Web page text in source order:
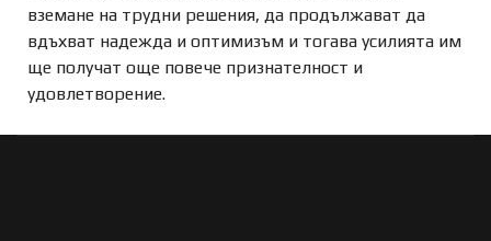
вземане на трудни решения, да продължават да
вдъхват надежда и оптимизъм и тогава усилията им
ще получат още повече признателност и
удовлетворение.